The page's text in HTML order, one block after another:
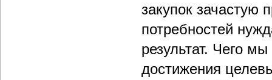
закупок зачастую
потребностей
результат. Чего
достижения